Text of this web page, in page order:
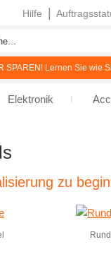
zu
Hilfe
SPAREN! Lernen Sie wie
Elektronik